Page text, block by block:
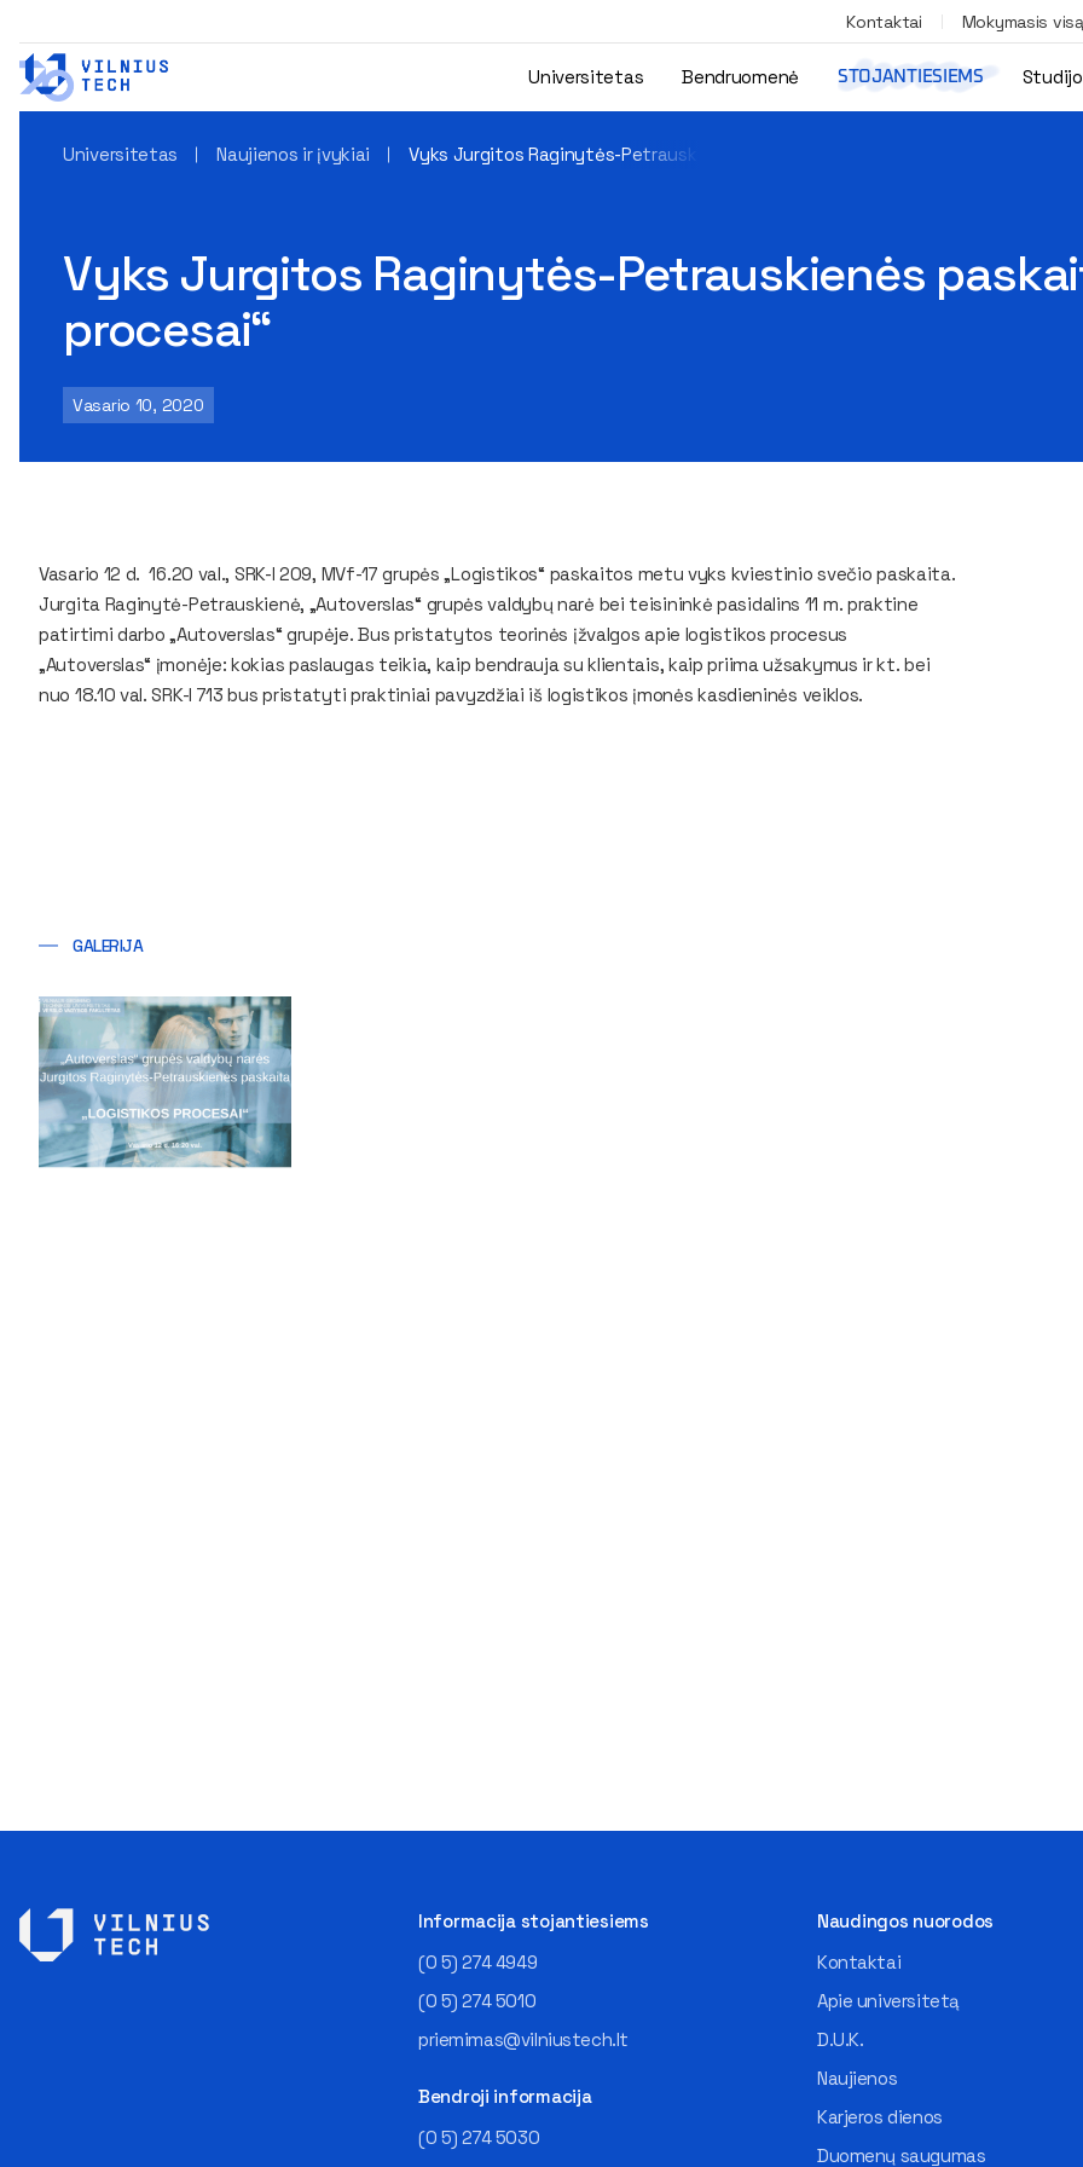
Kontaktai Mokymasis
Universitetas Bendruomenė STOJANTIESIEMS
Universitetas Naujienos ir įvykiai Vyks Jurgitos Raginytės-Petrauskienės paskaita „Logistikos procesai“
Vyks Jurgitos Raginytės-Petrauskienės
procesai“
Vasario 10, 2020
Vasario 12 d. 16.20 val., SRK-I 209, MVf-17 grupės „Logistikos“ paskaitos metu vyks kviestinio svečio paskaita.
Jurgita Raginytė-Petrauskienė, „Autoverslas“ grupės valdybų narė bei teisininkė pasidalins 11 m. praktine
patirtimi darbo „Autoverslas“ grupėje. Bus pristatytos teorinės įžvalgos apie logistikos procesus
„Autoverslas“ įmonėje: kokias paslaugas teikia, kaip bendrauja su klientais, kaip priima užsakymus ir kt. bei
nuo 18.10 val. SRK-I 713 bus pristatyti praktiniai pavyzdžiai iš logistikos įmonės kasdieninės veiklos.
GALERIJA
Informacija stojantiesiems
(0 5) 274 4949
(0 5) 274 5010
priemimas@vilniustech.lt
Bendroji informacija
(0 5) 274 5030
Naudingos nuorodos
Kontaktai
Apie universitetą
D.U.K.
Naujienos
Karjeros dienos
Duomenų saugumas